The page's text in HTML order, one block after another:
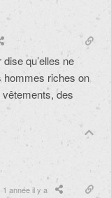
qu’elles ne
hommes riches on
des
1 année il y a